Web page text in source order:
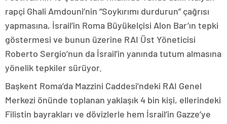
rapçi Ghali Amdouni’nin “Soykırımı durdurun” çağrısı
yapmasına, İsrail’in Roma Büyükelçisi Alon Bar’ın tepki
göstermesi ve bunun üzerine RAI Üst Yöneticisi
Roberto Sergio’nun da İsrail’in yanında tutum almasına
yönelik tepkiler sürüyor.
Başkent Roma’da Mazzini Caddesi’ndeki RAI Genel
Merkezi önünde toplanan yaklaşık 4 bin kişi, ellerindeki
Filistin bayrakları ve dövizlerle hem İsrail’in Gazze’ye